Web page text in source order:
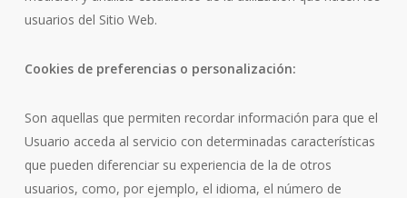
usuarios del Sitio Web.
Cookies de preferencias o personalización:
Son aquellas que permiten recordar información para que el
Usuario acceda al servicio con determinadas características
que pueden diferenciar su experiencia de la de otros
usuarios, como, por ejemplo, el idioma, el número de